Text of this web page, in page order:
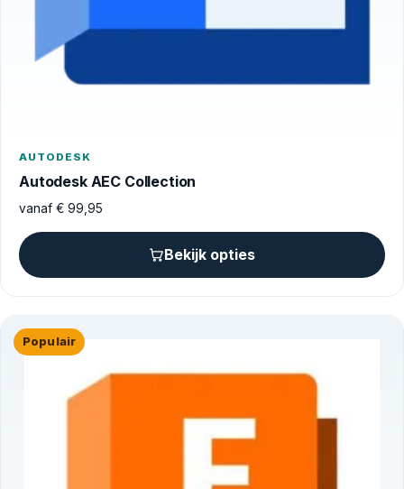
AUTODESK
Autodesk AEC Collection
vanaf € 99,95
Bekijk opties
Populair